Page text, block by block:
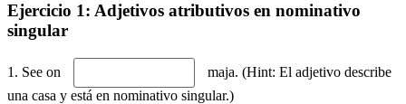
Ejercicio 1: Adjetivos atributivos en nominativo
singular
1. See on
maja. (Hint: El adjetivo describe
una casa y está en nominativo singular.)